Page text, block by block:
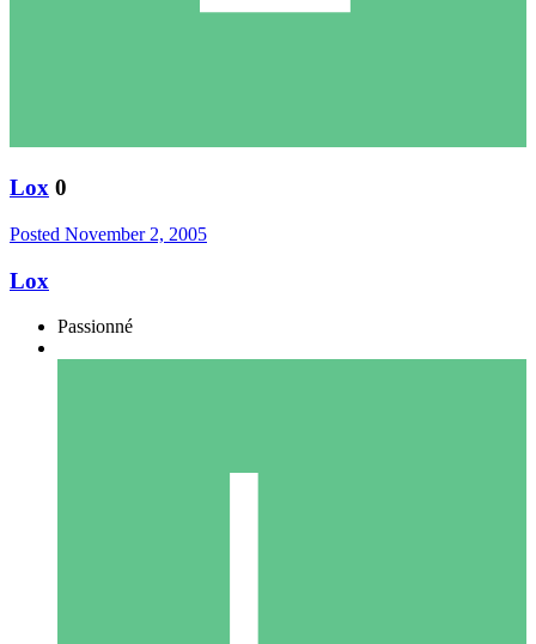
Lox 0
Posted November 2, 2005
Lox
Passionné